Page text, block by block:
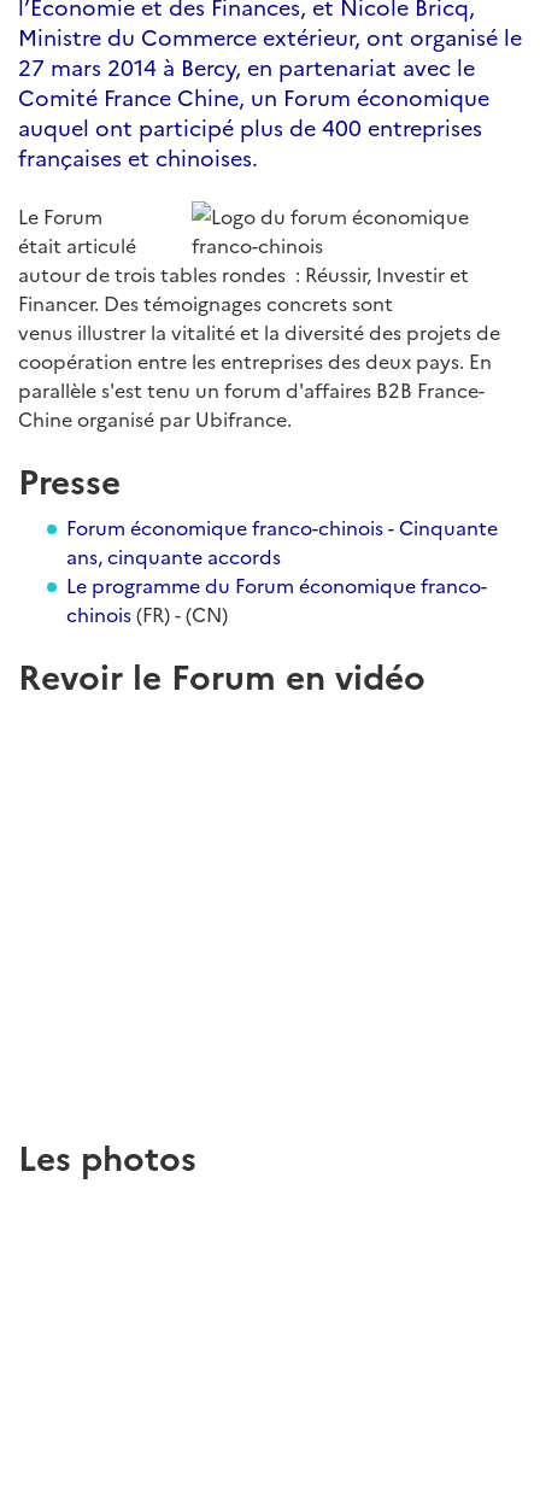
l’Économie et des Finances, et Nicole Bricq,
Ministre du Commerce extérieur, ont organisé le
27 mars 2014 à Bercy, en partenariat avec le
Comité France Chine, un Forum économique
auquel ont participé plus de 400 entreprises
françaises et chinoises.
Le Forum
était articulé
autour de trois tables rondes : Réussir, Investir et
Financer. Des témoignages concrets sont
venus illustrer la vitalité et la diversité des projets de
coopération entre les entreprises des deux pays. En
parallèle s'est tenu un forum d'affaires B2B France-
Chine organisé par Ubifrance.
Presse
Forum économique franco-chinois - Cinquante
ans, cinquante accords
Le programme du Forum économique franco-
chinois(FR) - (CN)
Revoir le Forum en vidéo
Les photos